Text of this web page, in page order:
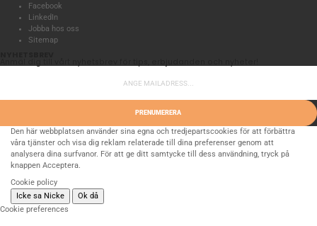
Facebook
LinkedIn
Jobba hos oss
Sitemap
PRENUMERERA
Den här webbplatsen använder sina egna och tredjepartscookies för att förbättra
våra tjänster och visa dig reklam relaterade till dina preferenser genom att
analysera dina surfvanor. För att ge ditt samtycke till dess användning, tryck på
knappen Acceptera.
Cookie policy
Icke sa Nicke
Ok då
Cookie preferences